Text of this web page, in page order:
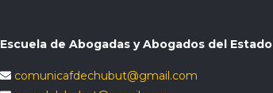
Escuela de Abogadas y Abogados del Estado
comunicafdechubut@gmail.com